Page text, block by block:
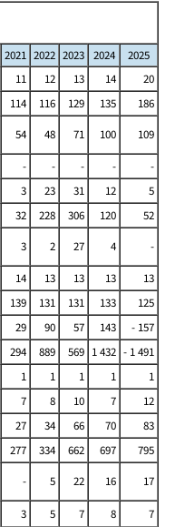
2021 2022 2023 2024
2025
11 12 13 14
20
114 116 129 135
186
54 48 71 100
109
- - - -
-
3 23 31 12
5
32 228 306 120
52
3 2 27 4
-
14 13 13 13
13
139 131 131 133
125
29 90 57 143
- 157
294 889 569 1 432 - 1 491
1 1 1 1
1
7 8 10 7
12
27 34 66 70
83
277 334 662 697
795
- 5 22 16
17
3 5 7 8 7